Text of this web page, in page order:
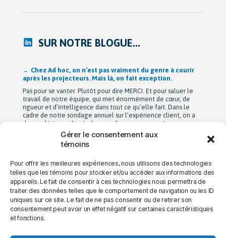
Gérer le consentement aux
témoins
Pour offrir les meilleures expériences, nous utilisons des technologies
telles que les témoins pour stocker et/ou accéder aux informations des
appareils. Le fait de consentir à ces technologies nous permettra de
traiter des données telles que le comportement de navigation ou les ID
uniques sur ce site. Le fait de ne pas consentir ou de retirer son
consentement peut avoir un effet négatif sur certaines caractéristiques
et fonctions.
SUR NOTRE BLOGUE...
Après 42 ans à bâtir Ad hoc recherche avec passion,
Michel Berne et Stéphan Harris amorcent une nouvelle
étape bien méritée : la retraite.
De leurs modestes appartements d’étudiants à une entreprise
de près de 90 employés devenue une référence dans son
domaine au Québec, leur parcours est remarquable. Mais au-
delà de la croissance, ils auront surtout bâti une culture
profondément humaine fondée sur la collaboration, la
bienveillance et le plaisir de travailler ensemble. Cette
transition a été amorcée […]
→ NOUS JOINDRE → CARRIÈRES → CONFIDENTIALITÉ